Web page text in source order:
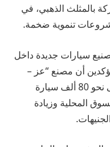
بالمثلث الذهبي، في
تنموية ضخمة.
سيارات جديدة داخل
أن مصنع “عز –
السويدي” يمتلك طاقة إنتاجية تصل إلى نحو 80 ألف سيارة
المحلية وزيادة